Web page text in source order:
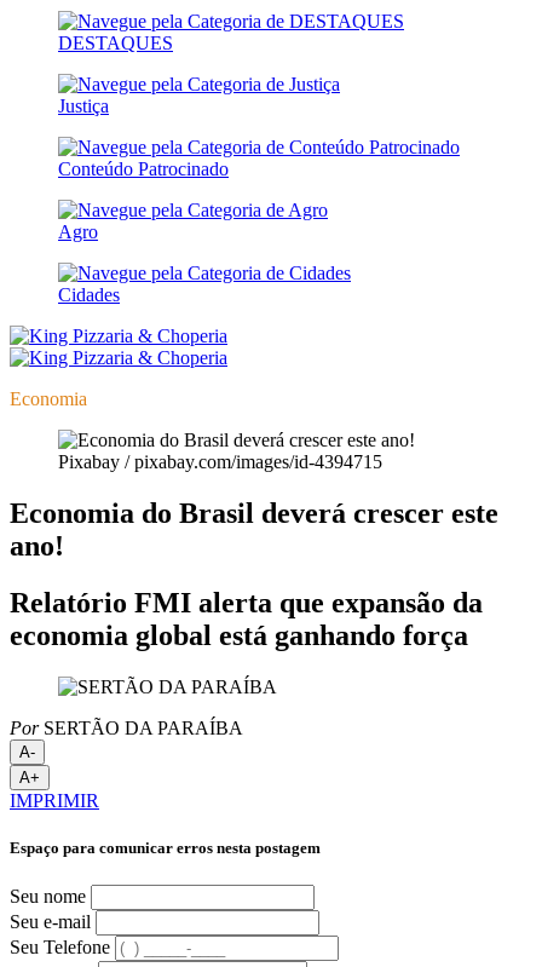
DESTAQUES
Justiça
Conteúdo Patrocinado
Agro
Cidades
Economia
Pixabay / pixabay.com/images/id-4394715
Economia do Brasil deverá crescer este
ano!
Relatório FMI alerta que expansão da
economia global está ganhando força
PorSERTÃO DA PARAÍBA
A-
A+
IMPRIMIR
Espaço para comunicar erros nesta postagem
Seu nome
Seu e-mail
Seu Telefone